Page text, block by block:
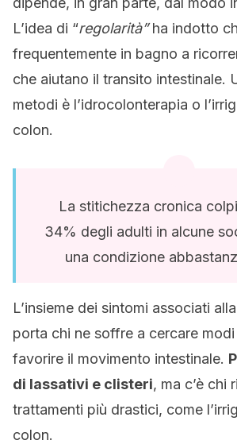
L’idea di “regolarità”ha indotto
frequentemente in bagno a
che aiutano il transito intestinale.
metodi è l’idrocolonterapia o
colon.
La stitichezza cronica
34% degli adulti in alcune
una condizione
L’insieme dei sintomi associati
porta chi ne soffre a cercare
favorire il movimento intestinale.
di lassativi e clisteri, ma c’è chi
trattamenti più drastici, come
colon.